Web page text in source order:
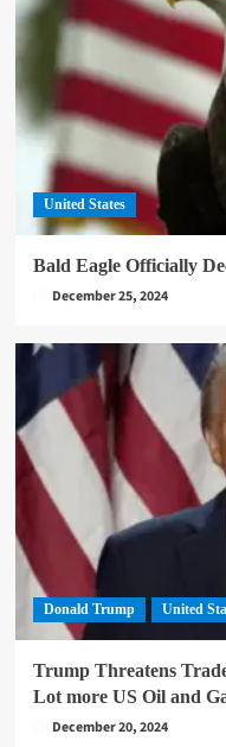
United States
Bald Eagle Officially
December 25, 2024
Donald Trump United
Trump Threatens
Lot more US Oil and
December 20, 2024